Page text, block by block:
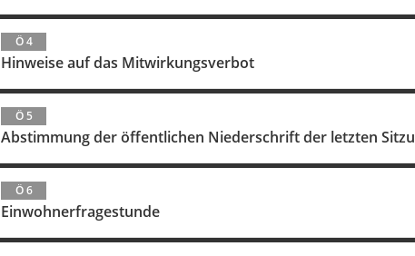
Ö 4
Hinweise auf das Mitwirkungsverbot
Ö 5
Abstimmung der öffentlichen Niederschrift der letzten
Ö 6
Einwohnerfragestunde